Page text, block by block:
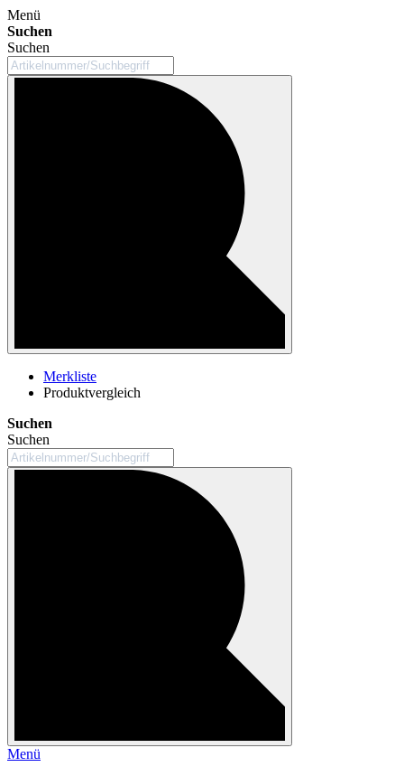
Menü
Suchen
Suchen
Merkliste
Produktvergleich
Suchen
Suchen
Menü